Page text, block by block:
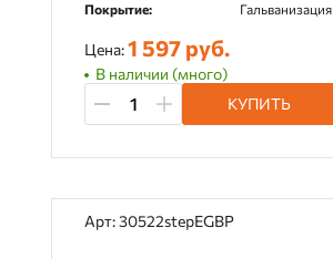
Покрытие:
Гальванизация
Цена:1 597 руб.
В наличии (много)
КУПИТЬ
Арт: 30522stepEGBP